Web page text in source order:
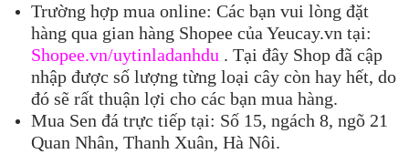
Trường hợp mua online: Các bạn vui lòng đặt
hàng qua gian hàng Shopee của Yeucay.vn tại:
Shopee.vn/uytinladanhdu . Tại đây Shop đã cập
nhập được số lượng từng loại cây còn hay hết, do
đó sẽ rất thuận lợi cho các bạn mua hàng.
Mua Sen đá trực tiếp tại: Số 15, ngách 8, ngõ 21
Quan Nhân, Thanh Xuân, Hà Nôi.